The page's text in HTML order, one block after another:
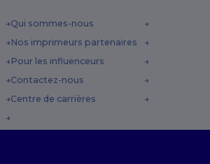
Qui sommes-nous
Nos imprimeurs partenaires
Pour les influenceurs
Contactez-nous
Centre de carrières